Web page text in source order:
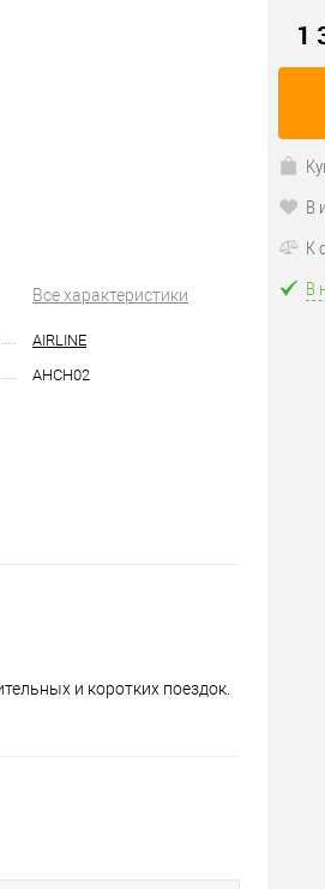
Все характеристики
AIRLINE
AHCH02
и коротких поездок.
1
В
К
В